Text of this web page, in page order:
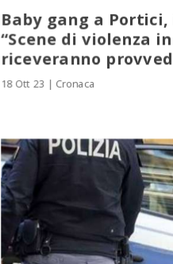
Baby gang a
“Scene di violenza
riceveranno
18 Ott 23 | Cronaca